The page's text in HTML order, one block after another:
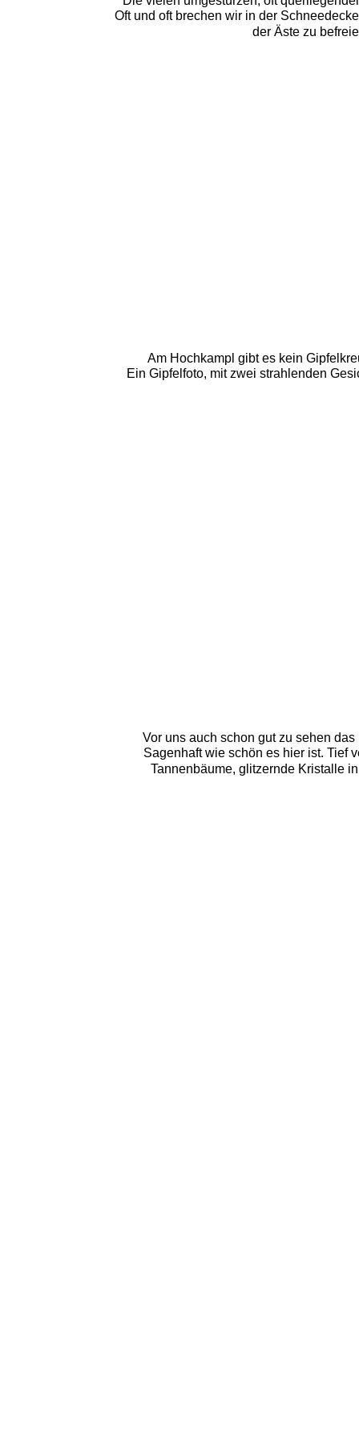
Oft und oft brechen wir in der
der Äste zu
Am Hochkampl gibt es kein
Ein Gipfelfoto, mit zwei strahlenden
Vor uns auch schon gut zu sehen
Sagenhaft wie schön es hier ist. Tief
Tannenbäume, glitzernde Kristalle